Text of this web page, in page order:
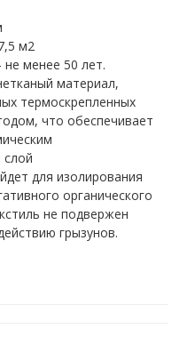
м2
менее 50 лет.
материал,
термоскрепленных
что обеспечивает
для изолирования
органического
не подвержен
грызунов.